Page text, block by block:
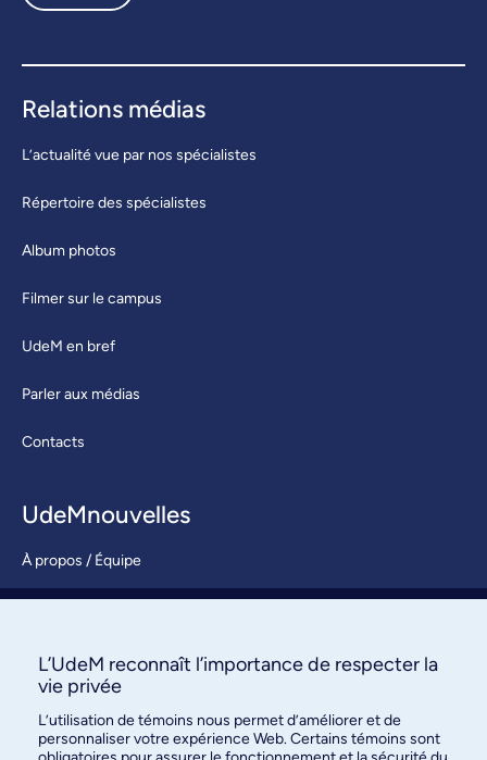
Relations médias
L’actualité vue par nos spécialistes
Répertoire des spécialistes
Album photos
Filmer sur le campus
UdeM en bref
Parler aux médias
Contacts
UdeMnouvelles
À propos / Équipe
S’abonner
L’UdeM reconnaît l’importance de respecter la
vie privée
L’utilisation de témoins nous permet d’améliorer et de
personnaliser votre expérience Web. Certains témoins sont